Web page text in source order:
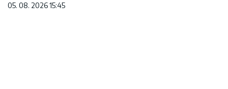
05. 08. 2026 15:45